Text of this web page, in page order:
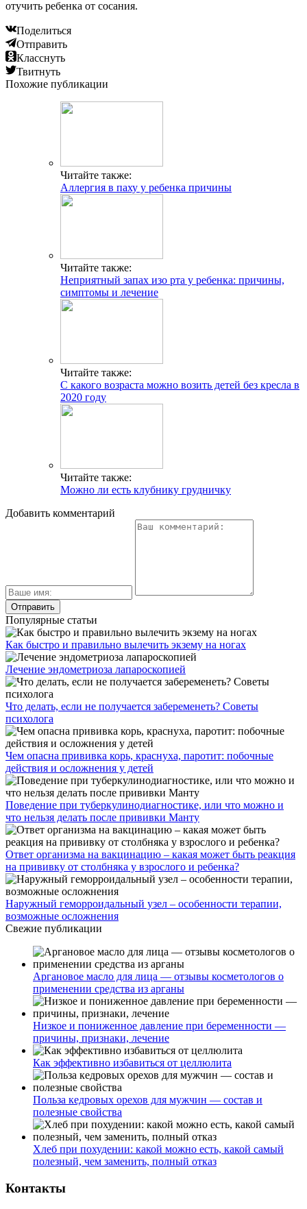
отучить ребенка от сосания.
Поделиться
Отправить
Класснуть
Твитнуть
Похожие публикации
Читайте также:
Аллергия в паху у ребенка причины
Читайте также:
Неприятный запах изо рта у ребенка: причины,
симптомы и лечение
Читайте также:
С какого возраста можно возить детей без кресла в
2020 году
Читайте также:
Можно ли есть клубнику грудничку
Добавить комментарий
Популярные статьи
Как быстро и правильно вылечить экзему на ногах
Лечение эндометриоза лапароскопией
Что делать, если не получается забеременеть? Советы
психолога
Чем опасна прививка корь, краснуха, паротит: побочные
действия и осложнения у детей
Поведение при туберкулинодиагностике, или что можно и
что нельзя делать после прививки Манту
Ответ организма на вакцинацию – какая может быть реакция
на прививку от столбняка у взрослого и ребенка?
Наружный геморроидальный узел – особенности терапии,
возможные осложнения
Свежие публикации
Аргановое масло для лица — отзывы косметологов о
применении средства из арганы
Низкое и пониженное давление при беременности —
причины, признаки, лечение
Как эффективно избавиться от целлюлита
Польза кедровых орехов для мужчин — состав и
полезные свойства
Хлеб при похудении: какой можно есть, какой самый
полезный, чем заменить, полный отказ
Контакты